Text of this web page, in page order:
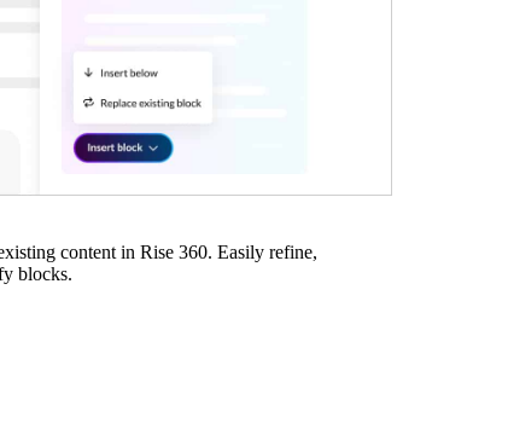
content in Rise 360. Easily refine,
blocks.